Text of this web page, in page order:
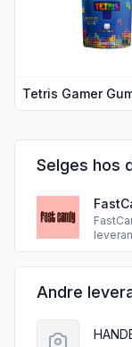
Selges hos
Andre